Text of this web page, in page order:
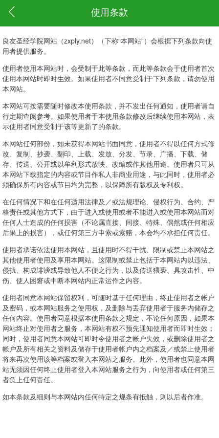
使用条款
良友圣经学院网站（zxply.net）（下称“本网站”）会根据下列条款向使
用者提供服务。
使用者使用本网站时，会受制于此等条款，而此等条款会于使用者首次
使用本网站时即时生效。如果使用者不同意受制于下列条款，请勿使用
本网站。
本网站可按需要随时修改本使用条款，并不发出任何通知，使用者请自
行定期查阅参考。如果使用者于本使用条款修改后继续使用本网站，表
示使用者同意受制于该等更新了的条款。
本网站任何部份，如未获得本网站书面同意，使用者不得以任何方式修
改、复制、抄袭、翻印、上载、发放、分发、节录、广播、下载、储
存、传送、公开或以牟利形式放映、改编或作其他用途。使用者只可从
本网站下载指定的内容或节目作私人非商业用途，与此同时，使用者必
须确保所有内容或节目均为完整，以保障所有版权及专利权。
在任何情况下和在任何适用法律及／或法规理论、侵权行为、合约、严
格责任或其他方式下，由于进入或使用或者不能进入或使用本网站而对
任何人士造成的任何损害（不论属直接、间接、特殊、偶然或任何相应
后果上的损害），或任何第三方申索或索赔，本会均不承担任何责任。
使用者承诺依法使用本网站，且使用时不得干扰、限制或禁止本网站之
其他使用者使用及享用本网站。这限制或禁止包括于本网站内以违法、
侵扰、构成诽谤或导致他人不便之行为，以及传送猥亵、具攻击性、中
伤、使人困窘或中断本网站内正常运作之内容。
使用者同意本网站保留权利，可随时基于任何理由，终止使用者之帐户
及密码，或本网站服务之使用权，及删除与丢弃使用者于服务内储存之
任何内容。使用者同意根据本使用条款之规定，不论任何原因，如果本
网站终止对使用者之服务，本网站有权不预先通知使用者而即时生效；
同时，使用者同意本网站可即时令使用者之帐户失效，或删除使用者之
帐户及所有相关之资料及储存于使用者帐户内之档案及／或禁止使用者
将来再次使用该等档案或登入本网站之服务。此外，使用者也同意本网
站无须因任何终止使用者登入本网站服务之行为，向使用者或任何第三
者负上任何责任。
如本条款及细则与本网站内任何特定之规条有抵触，则以后者作准。